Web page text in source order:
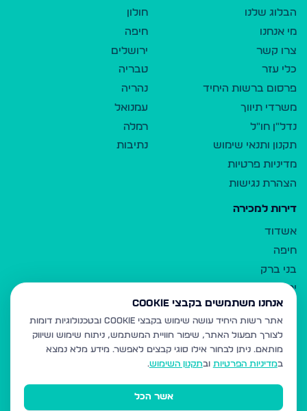
הבלוג שלנו
מי אנחנו
צרו קשר
כלי עזר
פרסום ברשות היחיד
משרדי תיווך
נדל"ן חו"ל
תקנון ותנאי שימוש
מדיניות פרטיות
הצהרת נגישות
חולון
חיפה
ירושלים
טבריה
נהריה
עמנואל
רמלה
נתיבות
דירות למכירה
אשדוד
חיפה
בני ברק
ירושלים
אלעד
גבעת זאב
בית שמש
רכסים
מודיעין עילית
אנחנו משתמשים בקבצי Cookie
אתר רשות היחיד עושה שימוש בקבצי Cookie ובטכנולוגיות דומות
לצורך תפעול האתר, שיפור חוויית המשתמש, ניתוח שימוש ושיווק
מותאם. ניתן לבחור אילו סוגי קבצים לאפשר. מידע מלא נמצא
במדיניות הפרטיות ובתקנון השימוש.
אשר הכל